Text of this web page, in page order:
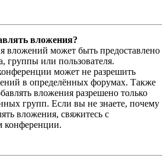
вложения?
вложений может быть предоставлено
группы или пользователя.
может не разрешить
в определённых форумах. Также
вложения разрешено только
групп. Если вы не знаете, почему
вложения, свяжитесь с
конференции.